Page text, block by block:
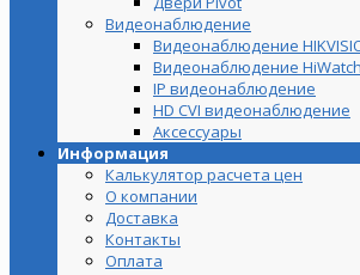
Видеонаблюдение
Видеонаблюдение
Видеонаблюдение HiWatch
IP видеонаблюдение
HD CVI видеонаблюдение
Аксессуары
Информация
Калькулятор расчета цен
О компании
Доставка
Контакты
Оплата